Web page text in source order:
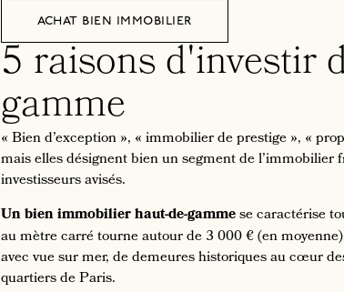
achat bien immobilier
5 raisons d'investir
gamme
« Bien d’exception », « immobilier de prestige », «
mais elles désignent bien un segment de l’immobilier
investisseurs avisés.
Un bien immobilier haut-de-gammese caractérise
au mètre carré tourne autour de 3 000 € (en
avec vue sur mer, de demeures historiques au cœur
quartiers de Paris.